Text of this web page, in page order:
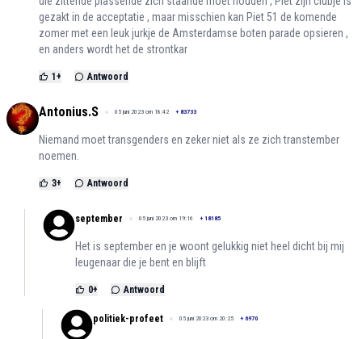
gezakt in de acceptatie , maar misschien kan Piet 51 de komende
zomer met een leuk jurkje de Amsterdamse boten parade opsieren ,
en anders wordt het de strontkar
1 + Antwoord
Antonius.S 05 juni 2023 om 18:42 + 83733
Niemand moet transgenders en zeker niet als ze zich transtember
noemen.
3+ Antwoord
september 05 juni 2023 om 19:16 + 18185
Het is september en je woont gelukkig niet heel dicht bij mij
leugenaar die je bent en blijft
0+ Antwoord
politiek-profeet 05 juni 2023 om 20:25 + 6970